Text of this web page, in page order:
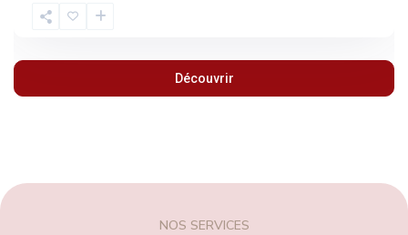
Découvrir
NOS SERVICES